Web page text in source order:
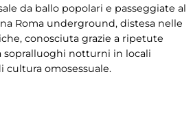
da ballo popolari e passeggiate al
Roma underground, distesa nelle
conosciuta grazie a ripetute
sopralluoghi notturni in locali
cultura omosessuale.